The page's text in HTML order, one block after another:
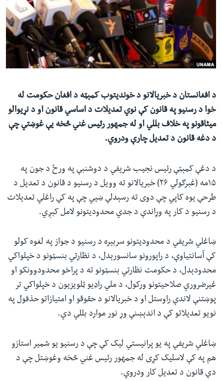
لټون
ځای
لاړ
له مونږ سره په تماس کې پاتې شئ
ژبې
د افغانستان د خبریالانو د خوندیتوب کمېټه د افغان حکومت له
خوا د رسنیو په قانون کې نوي تعدیلات د اساسي قانون او د نړیوالو
میثاقونو په خلاف بللي او له جمهور رئیس غني څخه یې غوښتي چې
د دغه قانون د تعدیل چارې ودروي.
د دغې کمېټې رئیس نجیب شریفي د دوشنبې په ورځ د جون په
۱۵مه (غبرګولي ۲۶) خبریالانو ته وویل د رسنیو د قانون د تعدیل د
طرحې یوه کاپي چې دوی ته رسېدلې ښيي چې په کې راغلي تعدیلات
د رسنیو د کار په وړاندې د جدي محدودیتونو لامل کېږي.
ښاغلي شریفي د محدودیتونو سربېره د رسنیو د جواز په لغوه کولو
کې آسانتیاوې، د راپورونو سانسورېدل، د نظارتي بنسټونو د خپلواکي
محدودېدل، د حکومت نظارتي بنسټونو ته د پراخو محدودوونکو او
غیرضروري صلاحیتونو ورکول، د ملي راډیو ټلویزیون د خپلواکي تر
پوښتنې لاندې راوستل او د خبریالانو د حقوقو او امتیازاتو حذفول په
نویو تعدیلاتو کې د اندېښنې وړ نور موارد بللي دي.
ښاغلي شریفي په یو پرانیستي لیک کې چې د رسنیو یو شمیر استازو
هم په کې لاسلیک کړی له جمهور رئيس غني څخه وغوښتل چې د
دې قانون د تعدیل کار ودروي.